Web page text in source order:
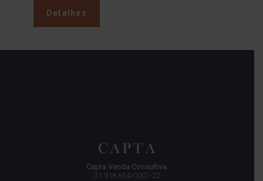
Detalhes
Capta Venda Consultiva.
31.918.654/0001-22